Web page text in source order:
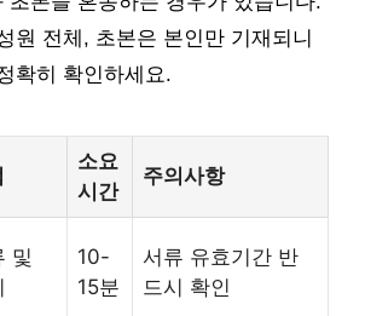
원 전체, 초본은 본인만 기재되니
확히 확인하세요.
소요
시간
주의사항
및
10-
15분
서류 유효기간 반
드시 확인